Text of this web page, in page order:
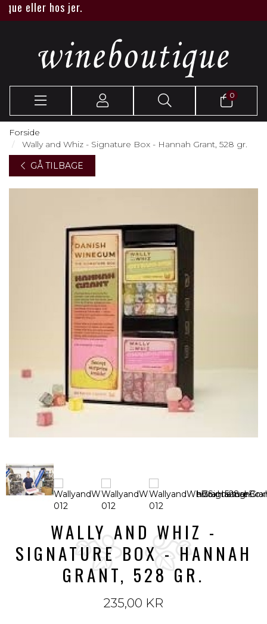
eller hos jer.
0
Forside
Wally and Whiz - Signature Box - Hannah Grant, 528 gr.
GÅ TILBAGE
WALLY AND WHIZ -
SIGNATURE BOX - HANNAH
GRANT, 528 GR.
235,00 KR